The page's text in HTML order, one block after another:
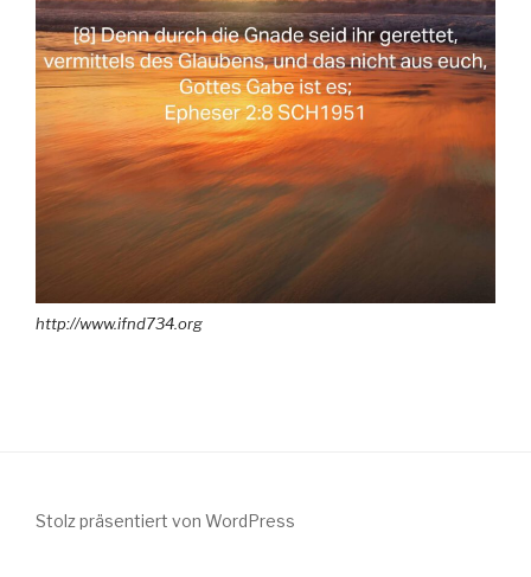
http://www.ifnd734.org
Stolz präsentiert von WordPress